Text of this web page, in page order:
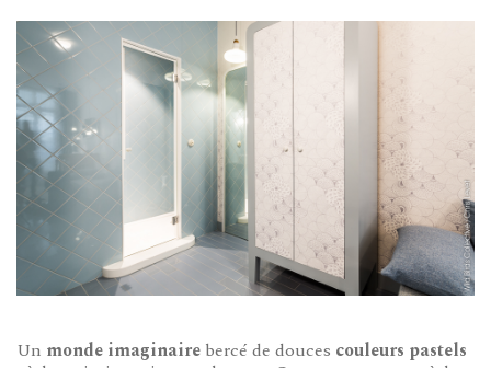
Un monde imaginaire bercé de douces couleurs pastels